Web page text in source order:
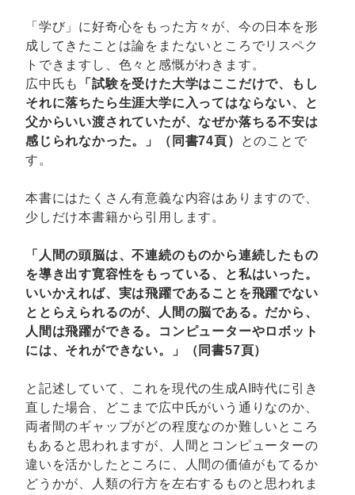
「学び」に好奇心をもった方々が、今の日本を形
成してきたことは論をまたないところでリスペク
トできますし、色々と感慨がわきます。
広中氏も
「試験を受けた大学はここだけで、もし
それに落ちたら生涯大学に入ってはならない、と
父からいい渡されていたが、なぜか落ちる不安は
感じられなかった。」（同書74頁）
とのことで
す。
本書にはたくさん有意義な内容はありますので、
少しだけ本書籍から引用します。
「人間の頭脳は、不連続のものから連続したもの
を導き出す寛容性をもっている、と私はいった。
いいかえれば、実は飛躍であることを飛躍でない
ととらえられるのが、人間の脳である。だから、
人間は飛躍ができる。コンピューターやロボット
には、それができない。」（同書57頁）
と記述していて、これを現代の生成AI時代に引き
直した場合、どこまで広中氏がいう通りなのか、
両者間のギャップがどの程度なのか難しいところ
もあると思われますが、人間とコンピューターの
違いを活かしたところに、人間の価値がもてるか
どうかが、人類の行方を左右するものと思われま